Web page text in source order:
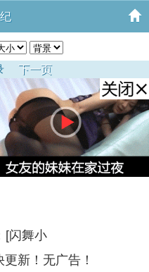
下一页
[闪舞小
新！无广告！